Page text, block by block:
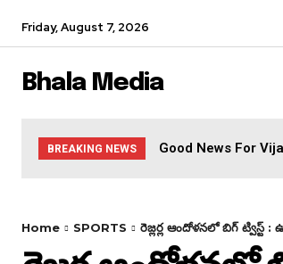
Friday, August 7, 2026
Bhala Media
BREAKING NEWS Good News For
Home SPORTS రెజ్లర్ల ఆందోళనలో బిగ్ ట్విస్ట్